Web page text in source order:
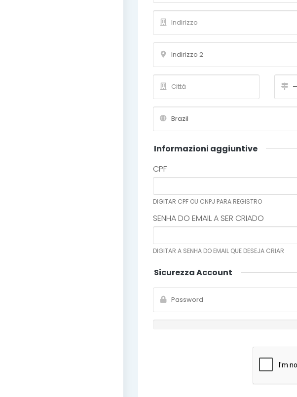
Informazioni aggiuntive
CPF
DIGITAR CPF OU CNPJ PARA REGISTRO
SENHA DO EMAIL A SER CRIADO
DIGITAR A SENHA DO EMAIL QUE DESEJA CRIAR
Sicurezza Account